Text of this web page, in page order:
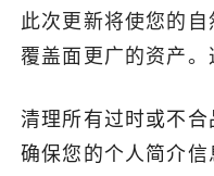
此次更新将使您的自
覆盖面更广的资产。
清理所有过时或不合
确保您的个人简介信